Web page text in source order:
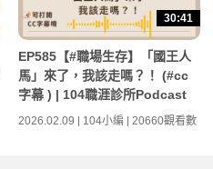
30:41
EP585【#職場生存】「國王人
馬」來了，我該走嗎？！ (#cc
字幕 ) | 104職涯診所Podcast
2026.02.09 | 104小編 | 20660觀看數